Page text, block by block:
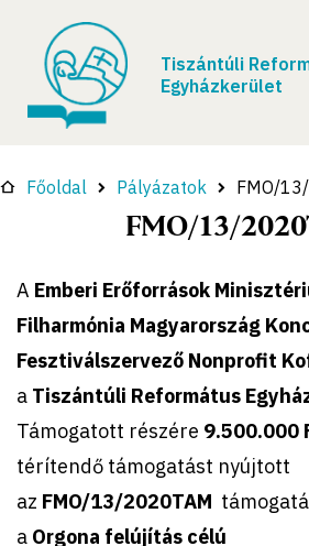
Tiszántúli
Egyházkerület
Főoldal Pályázatok FMO/
FMO/13/
A Emberi Erőforrások
Filharmónia Magyarország
Fesztiválszervező Nonprofit
a Tiszántúli Református
Támogatott részére 9.500.000
térítendő támogatást nyújtott
az FMO/13/2020TAM
a Orgona felújítás célú